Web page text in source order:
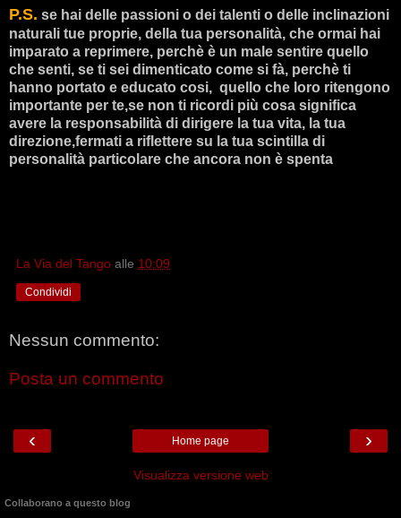
P.S. se hai delle passioni o dei talenti o delle inclinazioni
naturali tue proprie, della tua personalità, che ormai hai
imparato a reprimere, perchè è un male sentire quello
che senti, se ti sei dimenticato come si fà, perchè ti
hanno portato e educato cosi, quello che loro ritengono
importante per te,se non ti ricordi più cosa significa
avere la responsabilità di dirigere la tua vita, la tua
direzione,fermati a riflettere su la tua scintilla di
personalità particolare che ancora non è spenta
La Via del Tango alle 10:09
Condividi
Nessun commento:
Posta un commento
‹ ›
Home page
Visualizza versione web
Collaborano a questo blog